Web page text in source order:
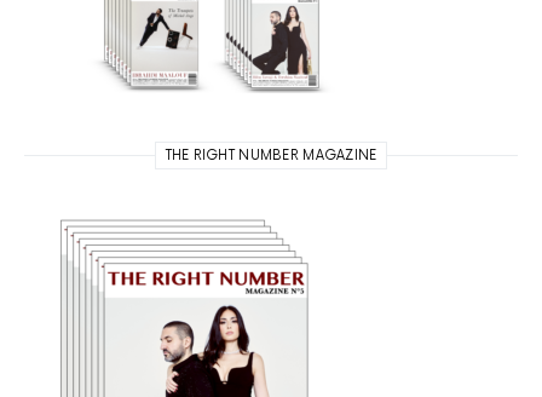
THE RIGHT NUMBER MAGAZINE